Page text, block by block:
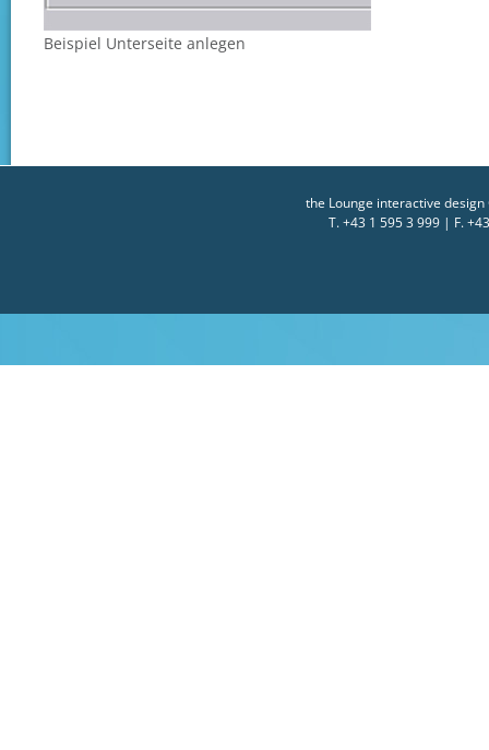
Beispiel Unterseite anlegen
the Lounge interactive
T. +43 1 595 3 999 | F.